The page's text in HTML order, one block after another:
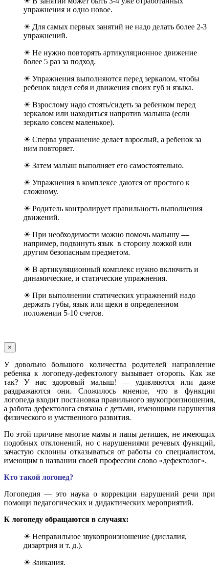
упражнения и одно новое.
☀ Для самых первых занятий не надо делать более 2-3
упражнений.
☀ Не нужно повторять артикуляционное движение
более 5 раз за подход.
☀ Упражнения выполняются перед зеркалом, чтобы
ребенок видел себя и движения своих губ и языка.
☀ Взрослому надо стоять/сидеть за ребенком перед
зеркалом или находиться напротив малыша (если
зеркало совсем маленькое).
☀ Сперва упражнение делает взрослый, а ребенок за
ним повторяет.
☀ Затем малыш выполняет его самостоятельно.
☀ Упражнения в комплексе даются от простого к
сложному.
☀ Родитель контролирует правильность выполнения
движений.
☀ При необходимости можно помочь малышу —
например, подвинуть язык в сторону ложкой или
другим безопасным предметом.
☀ В артикуляционный комплекс нужно включить и
динамические, и статические упражнения.
☀ При выполнении статических упражнений надо
держать губы, язык или щеки в определенном
положении 5-10 счетов.
×
У довольно большого количества родителей направление
ребенка к логопеду-дефектологу вызывает оторопь. Как же
так? У нас здоровый малыш! — удивляются или даже
раздражаются они. Сложилось мнение, что в функции
логопеда входит постановка правильного звукопроизношения,
а работа дефектолога связана с детьми, имеющими нарушения
физического и умственного развития.
По этой причине многие мамы и папы детишек, не имеющих
подобных отклонений, но с нарушениями речевых функций,
зачастую склонны отказываться от работы со специалистом,
имеющим в названии своей профессии слово «дефектолог».
Кто такой логопед?
Логопедия — это наука о коррекции нарушений речи при
помощи педагогических и дидактических мероприятий.
К логопеду обращаются в случаях:
☀ Неправильное звукопроизношение (дислалия,
дизартрия и т. д.).
☀ Заикания.